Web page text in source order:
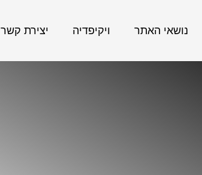
נושאי האתר ויקיפדיה יצירת קשר